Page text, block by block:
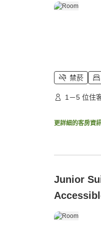
禁菸
1－5 位住
更詳細的客房資
Junior
Shower)